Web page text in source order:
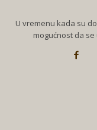
U vremenu kada su
mogućnost da